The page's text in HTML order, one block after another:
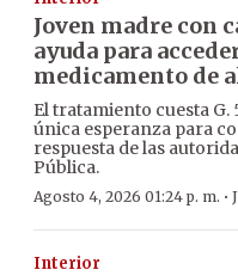
Joven madre con
ayuda para
medicamento de
El tratamiento cuesta G.
única esperanza para
respuesta de las
Pública.
Agosto 4, 2026 01:24 p. m. ·
Interior